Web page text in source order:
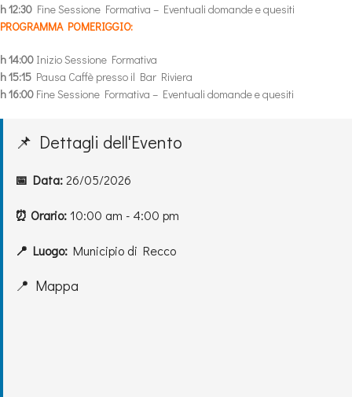
h 12:30 Fine Sessione Formativa – Eventuali domande e quesiti
PROGRAMMA POMERIGGIO:
h 14:00 Inizio Sessione Formativa
h 15:15 Pausa Caffè presso il Bar Riviera
h 16:00 Fine Sessione Formativa – Eventuali domande e quesiti
📌 Dettagli dell'Evento
📅 Data:26/05/2026
⏰ Orario:10:00 am - 4:00 pm
📍 Luogo: Municipio di Recco
📍 Mappa